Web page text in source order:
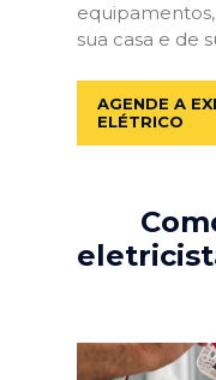
sua casa e de
AGENDE A
ELÉTRICO